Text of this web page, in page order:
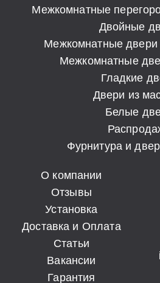
Межкомнатные
Двойные
Межкомнатные
Межкомнатные
Гладкие
Двери из
Белые
Фурнитура и
О компании
Отзывы
Установка
Доставка и Оплата
Статьи
Вакансии
Гарантия